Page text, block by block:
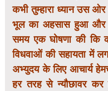
कभी तुम्हारा ध्यान उस
भूल का अहसास हुआ और
समय एक घोषणा की कि
विधवाओं की सहायता में
अभ्युदय के लिए आचार्य
हर तरह से न्यौछावर